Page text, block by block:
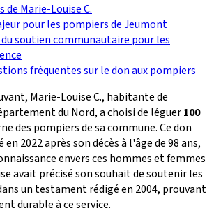
de Marie-Louise C.
pour les pompiers de Jeumont
soutien communautaire pour les
fréquentes sur le don aux pompiers
Marie-Louise C., habitante de
du Nord, a choisi de léguer100
des pompiers de sa commune. Ce don
2022 après son décès à l'âge de 98 ans,
envers ces hommes et femmes
avait précisé son souhait de soutenir les
un testament rédigé en 2004, prouvant
durable à ce service.